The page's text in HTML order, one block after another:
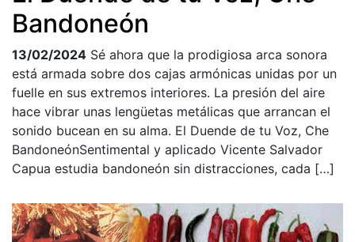
Bandoneón
13/02/2024 Sé ahora que la prodigiosa arca sonora
está armada sobre dos cajas armónicas unidas por un
fuelle en sus extremos interiores. La presión del aire
hace vibrar unas lengüetas metálicas que arrancan el
sonido bucean en su alma. El Duende de tu Voz, Che
BandoneónSentimental y aplicado Vicente Salvador
Capua estudia bandoneón sin distracciones, cada […]